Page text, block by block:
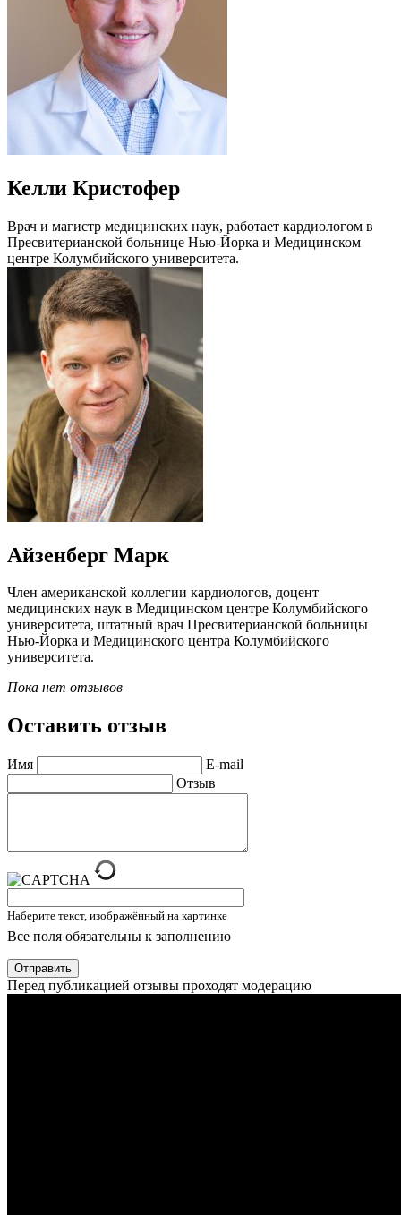
Келли Кристофер
Врач и магистр медицинских наук, работает кардиологом в
Пресвитерианской больнице Нью-Йорка и Медицинском
центре Колумбийского университета.
Айзенберг Марк
Член американской коллегии кардиологов, доцент
медицинских наук в Медицинском центре Колумбийского
университета, штатный врач Пресвитерианской больницы
Нью-Йорка и Медицинского центра Колумбийского
университета.
Пока нет отзывов
Оставить отзыв
Имя
E-mail
Отзыв
Наберите текст, изображённый на картинке
Все поля обязательны к заполнению
Отправить
Перед публикацией отзывы проходят модерацию